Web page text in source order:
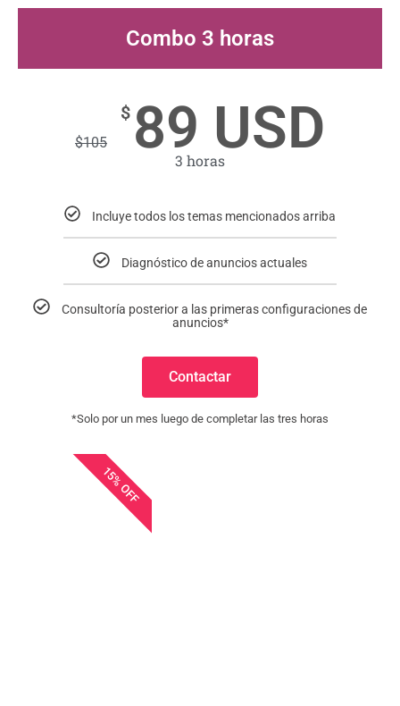
Combo 3 horas
$105
$ 89 USD
3 horas
Incluye todos los temas mencionados arriba
Diagnóstico de anuncios actuales
Consultoría posterior a las primeras configuraciones de
anuncios*
Contactar
*Solo por un mes luego de completar las tres horas
15% OFF
Sobre mi